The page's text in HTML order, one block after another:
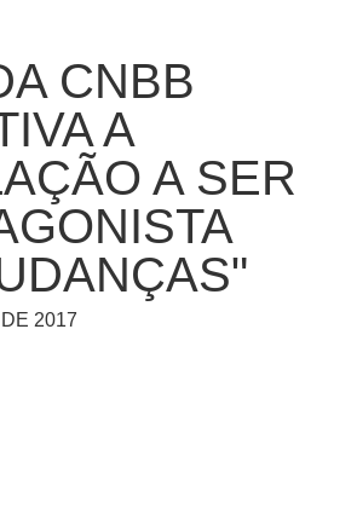
CNBB
A
A SER
2017